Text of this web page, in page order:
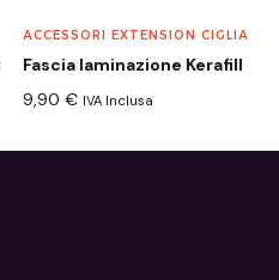
ACCESSORI EXTENSION CIGLIA
Fascia laminazione Kerafill
9,90 € IVA Inclusa